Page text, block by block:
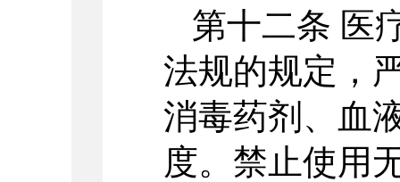
第十二条 医
法规的规定，
消毒药剂、血
度。禁止使用